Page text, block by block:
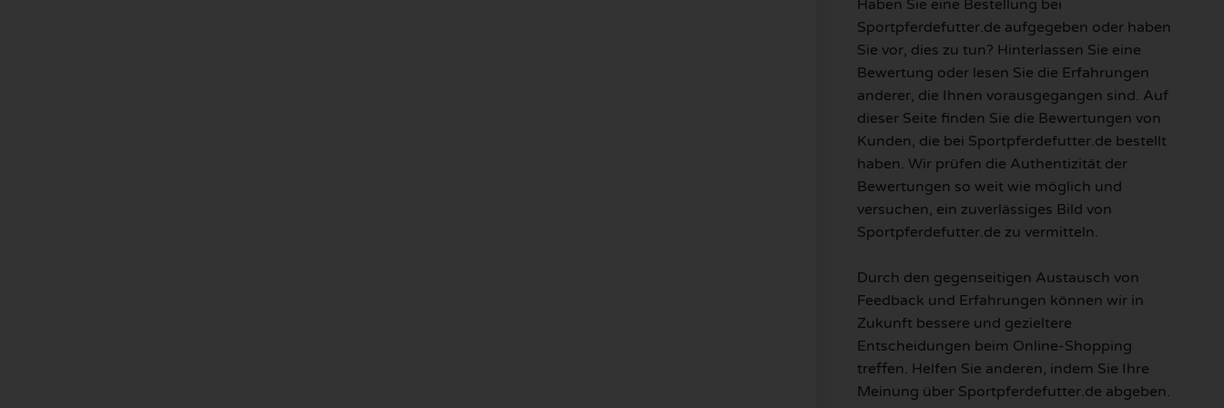
Haben Sie eine Bestellung bei
Sportpferdefutter.de aufgegeben oder haben
Sie vor, dies zu tun? Hinterlassen Sie eine
Bewertung oder lesen Sie die Erfahrungen
anderer, die Ihnen vorausgegangen sind. Auf
dieser Seite finden Sie die Bewertungen von
Kunden, die bei Sportpferdefutter.de bestellt
haben. Wir prüfen die Authentizität der
Bewertungen so weit wie möglich und
versuchen, ein zuverlässiges Bild von
Sportpferdefutter.de zu vermitteln.
Durch den gegenseitigen Austausch von
Feedback und Erfahrungen können wir in
Zukunft bessere und gezieltere
Entscheidungen beim Online-Shopping
treffen. Helfen Sie anderen, indem Sie Ihre
Meinung über Sportpferdefutter.de abgeben.